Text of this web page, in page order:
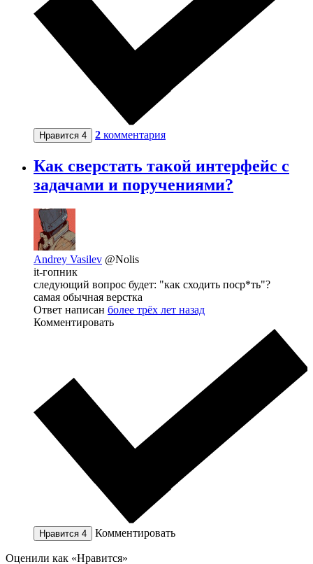
Нравится 4 2 комментария
Как сверстать такой интерфейс с
задачами и поручениями?
Andrey Vasilev @Nolis
it-гопник
следующий вопрос будет: "как сходить поср*ть"?
самая обычная верстка
Ответ написан более трёх лет назад
Комментировать
Нравится 4 Комментировать
Оценили как «Нравится»